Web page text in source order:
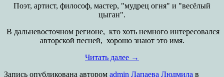
Поэт, артист, философ, мастер, "мудрец огня" и "весёлый
цыган".
В дальневосточном регионе, кто хоть немного интересовался
авторской песней, хорошо знают это имя.
Читать далее →
Запись опубликована автором admin Лапаева Людмила в